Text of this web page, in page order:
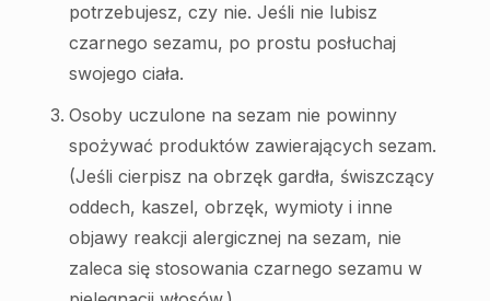
potrzebujesz, czy nie. Jeśli nie lubisz
czarnego sezamu, po prostu posłuchaj
swojego ciała.
Osoby uczulone na sezam nie powinny
spożywać produktów zawierających sezam.
(Jeśli cierpisz na obrzęk gardła, świszczący
oddech, kaszel, obrzęk, wymioty i inne
objawy reakcji alergicznej na sezam, nie
zaleca się stosowania czarnego sezamu w